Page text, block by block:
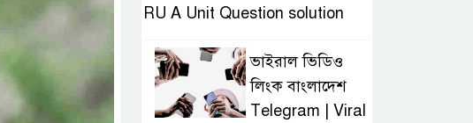
RU A Unit Question solution
ভাইরাল ভিডিও
লিংক বাংলাদেশ
Telegram | Viral